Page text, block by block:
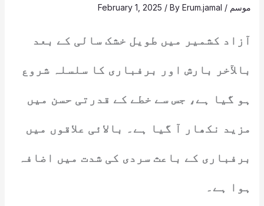
موسم /
February 1, 2025 / ByErum.jamal
آزاد کشمیر میں طویل خشک سالی کے بعد
بالآخر بارش اور برفباری کا سلسلہ شروع
ہو گیا ہے، جس سے خطے کے قدرتی حسن میں
مزید نکھار آ گیا ہے۔ بالائی علاقوں میں
برفباری کے باعث سردی کی شدت میں اضافہ
ہوا ہے۔